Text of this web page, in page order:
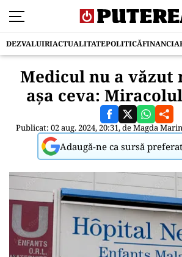
DEZVALUIRIACTUALITATEPOLITICĂ
Medicul nu a văzut
așa ceva:
Publicat: 02 aug. 2024, 20:31, deMagda
Adaugă-ne ca sursă